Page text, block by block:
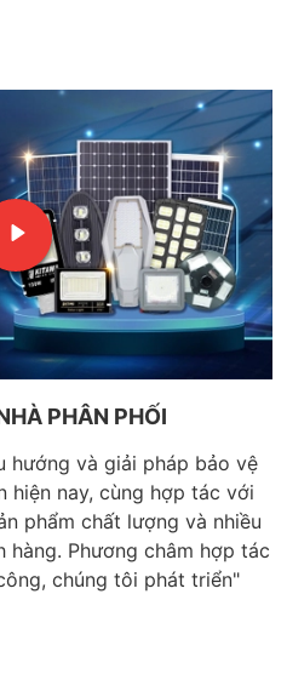
PHÂN PHỐI
hướng và giải pháp bảo vệ
nay, cùng hợp tác với
phẩm chất lượng và nhiều
hàng. Phương châm hợp tác
chúng tôi phát triển"